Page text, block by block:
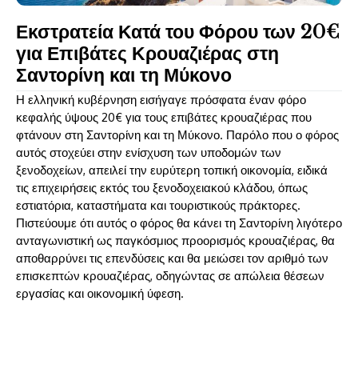
Εκστρατεία Κατά του Φόρου των 20€
για Επιβάτες Κρουαζιέρας στη
Σαντορίνη και τη Μύκονο
Η ελληνική κυβέρνηση εισήγαγε πρόσφατα έναν φόρο
κεφαλής ύψους 20€ για τους επιβάτες κρουαζιέρας που
φτάνουν στη Σαντορίνη και τη Μύκονο. Παρόλο που ο φόρος
αυτός στοχεύει στην ενίσχυση των υποδομών των
ξενοδοχείων, απειλεί την ευρύτερη τοπική οικονομία, ειδικά
τις επιχειρήσεις εκτός του ξενοδοχειακού κλάδου, όπως
εστιατόρια, καταστήματα και τουριστικούς πράκτορες.
Πιστεύουμε ότι αυτός ο φόρος θα κάνει τη Σαντορίνη λιγότερο
ανταγωνιστική ως παγκόσμιος προορισμός κρουαζιέρας, θα
αποθαρρύνει τις επενδύσεις και θα μειώσει τον αριθμό των
επισκεπτών κρουαζιέρας, οδηγώντας σε απώλεια θέσεων
εργασίας και οικονομική ύφεση.